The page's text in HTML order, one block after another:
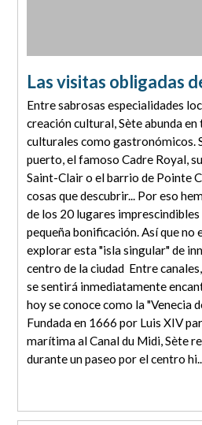
Las visitas obligadas
Entre sabrosas especialidades
creación cultural, Sète abunda
culturales como gastronómicos.
puerto, el famoso Cadre Royal,
Saint-Clair o el barrio de Pointe
cosas que descubrir... Por eso
de los 20 lugares imprescindibles
pequeña bonificación. Así que no
explorar esta "isla singular" de
centro de la ciudad Entre
se sentirá inmediatamente
hoy se conoce como la "Venecia
Fundada en 1666 por Luis XIV
marítima al Canal du Midi, Sète
durante un paseo por el centro